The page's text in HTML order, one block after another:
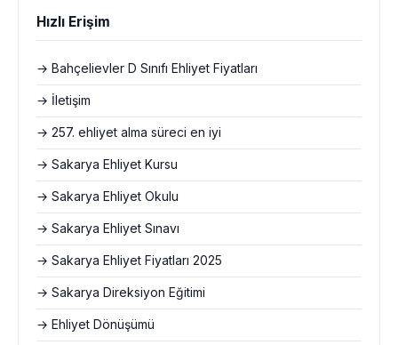
Hızlı Erişim
→ Bahçelievler D Sınıfı Ehliyet Fiyatları
→ İletişim
→ 257. ehliyet alma süreci en iyi
→ Sakarya Ehliyet Kursu
→ Sakarya Ehliyet Okulu
→ Sakarya Ehliyet Sınavı
→ Sakarya Ehliyet Fiyatları 2025
→ Sakarya Direksiyon Eğitimi
→ Ehliyet Dönüşümü